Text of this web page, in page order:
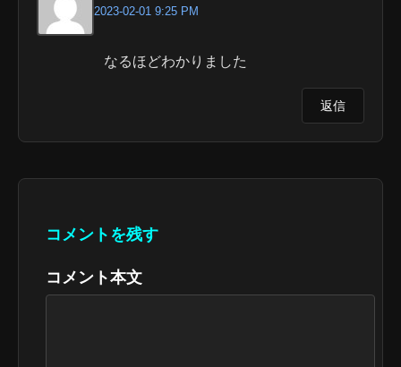
2023-02-01 9:25 PM
なるほどわかりました
返信
コメントを残す
コメント本文